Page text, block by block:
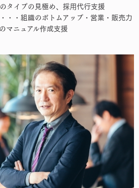
タイプの見極め、採用代行支援
・・組織のボトムアップ・営業・販売力
マニュアル作成支援